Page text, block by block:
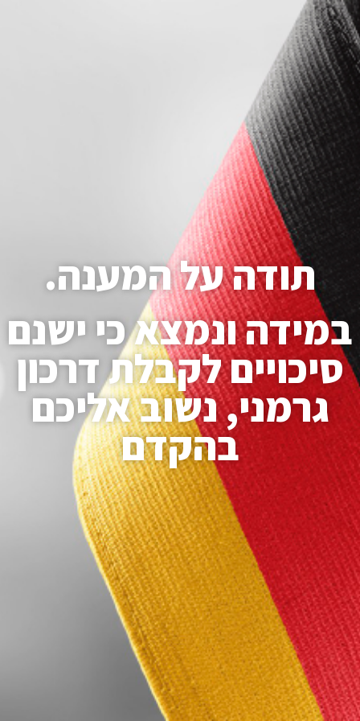
תודה על המענה.
במידה ונמצא כי ישנם
סיכויים לקבלת דרכון
גרמני, נשוב אליכם
בהקדם